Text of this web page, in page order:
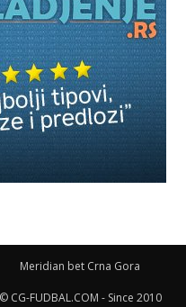
Meridian bet Crna Gora
© CG-FUDBAL.COM - Since 2010